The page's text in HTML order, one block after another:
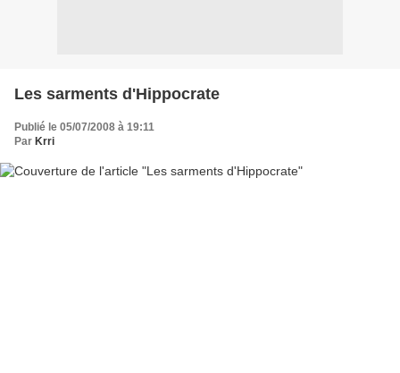
Les sarments d'Hippocrate
Publié le 05/07/2008 à 19:11
Par Krri